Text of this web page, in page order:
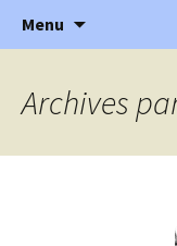
l'automobile
…
Menu
Archives